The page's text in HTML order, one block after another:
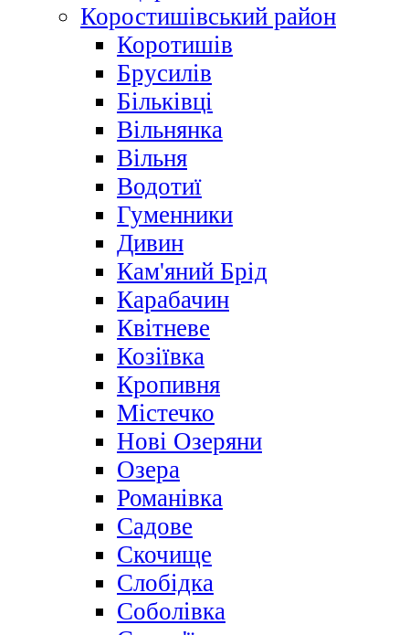
Коростишівський район
Коротишів
Брусилів
Більківці
Вільнянка
Вільня
Водотиї
Гуменники
Дивин
Кам'яний Брід
Карабачин
Квітневе
Козіївка
Кропивня
Містечко
Нові Озеряни
Озера
Романівка
Садове
Скочище
Слобідка
Соболівка